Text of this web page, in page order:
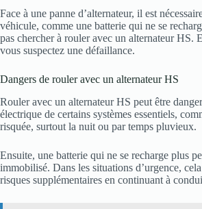
Face à une panne d’alternateur, il est
véhicule, comme une batterie qui ne se
pas chercher à rouler avec un alternateur HS.
vous suspectez une défaillance.
Dangers de rouler avec un alternateur HS
Rouler avec un alternateur HS peut être
électrique de certains systèmes essentiels,
risquée, surtout la nuit ou par temps pluvieux.
Ensuite, une batterie qui ne se recharge plus
immobilisé. Dans les situations d’urgence,
risques supplémentaires en continuant à